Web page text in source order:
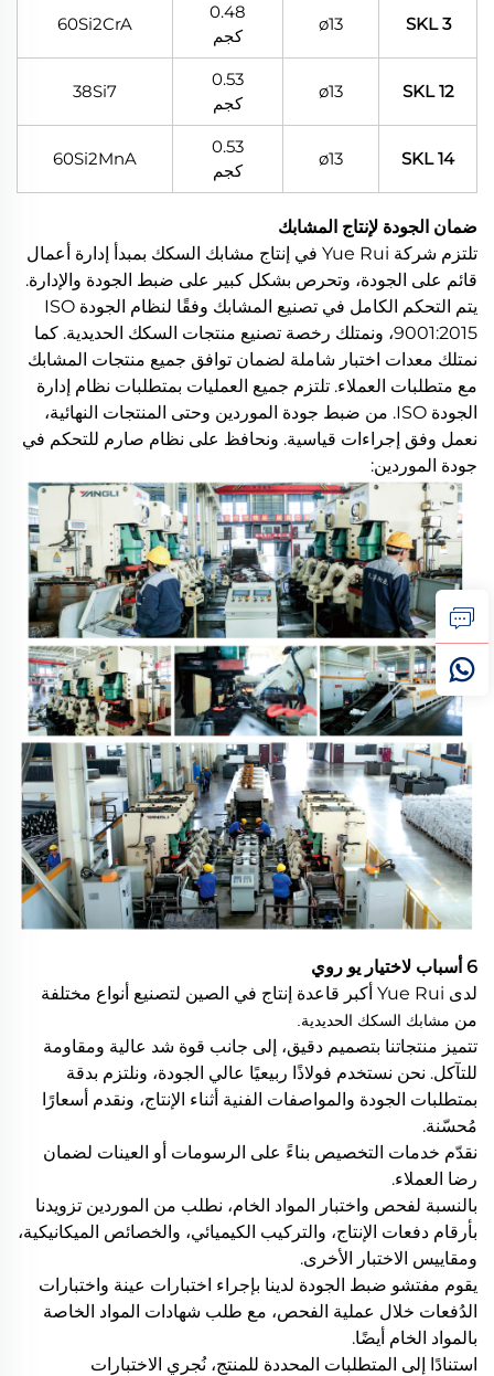
SKL 3
ø13
0.48
كجم
60Si2CrA
SKL 12
ø13
0.53
كجم
38Si7
SKL 14
ø13
0.53
كجم
60Si2MnA
ضمان الجودة لإنتاج المشابك
تلتزم شركة Yue Rui في إنتاج مشابك السكك بمبدأ إدارة أعمال
قائم على الجودة، وتحرص بشكل كبير على ضبط الجودة والإدارة.
يتم التحكم الكامل في تصنيع المشابك وفقًا لنظام الجودة ISO
9001:2015، ونمتلك رخصة تصنيع منتجات السكك الحديدية. كما
نمتلك معدات اختبار شاملة لضمان توافق جميع منتجات المشابك
مع متطلبات العملاء. تلتزم جميع العمليات بمتطلبات نظام إدارة
الجودة ISO. من ضبط جودة الموردين وحتى المنتجات النهائية،
نعمل وفق إجراءات قياسية. ونحافظ على نظام صارم للتحكم في
جودة الموردين:
6 أسباب لاختيار يو روي
لدى Yue Rui أكبر قاعدة إنتاج في الصين لتصنيع أنواع مختلفة
من مشابك السكك الحديدية.
تتميز منتجاتنا بتصميم دقيق، إلى جانب قوة شد عالية ومقاومة
للتآكل. نحن نستخدم فولاذًا ربيعيًا عالي الجودة، ونلتزم بدقة
بمتطلبات الجودة والمواصفات الفنية أثناء الإنتاج، ونقدم أسعارًا
مُحسّنة.
نقدّم خدمات التخصيص بناءً على الرسومات أو العينات لضمان
رضا العملاء.
بالنسبة لفحص واختبار المواد الخام، نطلب من الموردين تزويدنا
بأرقام دفعات الإنتاج، والتركيب الكيميائي، والخصائص الميكانيكية،
ومقاييس الاختبار الأخرى.
يقوم مفتشو ضبط الجودة لدينا بإجراء اختبارات عينة واختبارات
الدُفعات خلال عملية الفحص، مع طلب شهادات المواد الخاصة
بالمواد الخام أيضًا.
استنادًا إلى المتطلبات المحددة للمنتج، نُجري الاختبارات